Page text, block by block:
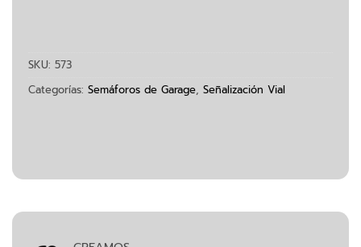
SKU: 573
Categorías: Semáforos de Garage, Señalización Vial